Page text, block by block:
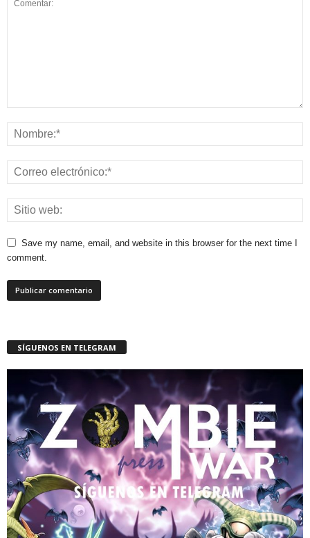
Save my name, email, and website in this browser for the next time I
comment.
SÍGUENOS EN TELEGRAM